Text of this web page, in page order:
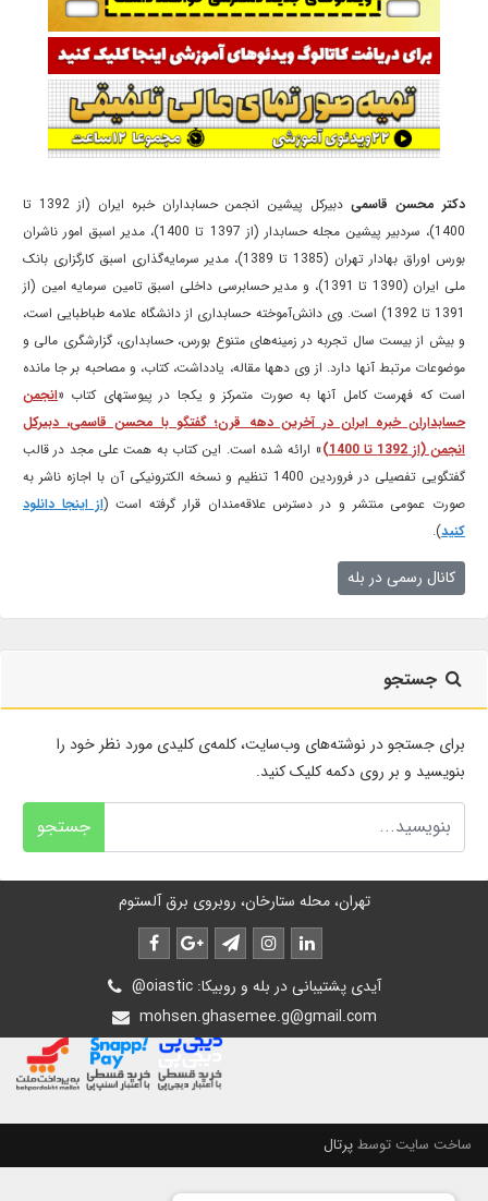
دکتر محسن قاسمی
دبیرکل پیشین انجمن حسابداران خبره ایران (از 1392 تا
1400)، سردبیر پیشین مجله حسابدار (از 1397 تا 1400)، مدیر اسبق امور ناشران
بورس اوراق بهادار تهران (1385 تا 1389)، مدیر سرمایه‌گذاری اسبق کارگزاری بانک
ملی ایران (1390 تا 1391)، و مدیر حسابرسی داخلی اسبق تامین سرمایه امین (از
1391 تا 1392) است. وی دانش‌آموخته حسابداری از دانشگاه علامه طباطبایی است،
و بیش از بیست سال تجربه در زمینه‌های متنوع بورس، حسابداری، گزارشگری مالی و
موضوعات مرتبط آنها دارد. از وی دهها مقاله، یادداشت، کتاب، و مصاحبه بر جا مانده
است که فهرست کامل آنها به صورت متمرکز و یکجا در پیوستهای کتاب «انجمن
حسابداران خبره ایران در آخرین دهه قرن؛ گفتگو با محسن قاسمی، دبیرکل
انجمن (از 1392 تا 1400)
» ارائه شده است. این کتاب به همت علی مجد در قالب
گفتگویی تفصیلی در فروردین 1400 تنظیم و نسخه الکترونیکی آن با اجازه ناشر به
صورت عمومی منتشر و در دسترس علاقه‌مندان قرار گرفته است (از اینجا دانلود
کنید).
کانال رسمی در بله
جستجو
برای جستجو در نوشته‌های وب‌سایت، کلمه‌ی کلیدی مورد نظر خود را
بنویسید و بر روی دکمه کلیک کنید.
جستجو
تهران، محله ستارخان، روبروی برق آلستوم
@oiastic :آیدی پشتیبانی در بله و روبیکا
mohsen.ghasemee.g@gmail.com
ساخت سایت توسطپرتال